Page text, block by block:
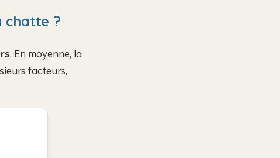
chatte ?
. En moyenne, la
facteurs,